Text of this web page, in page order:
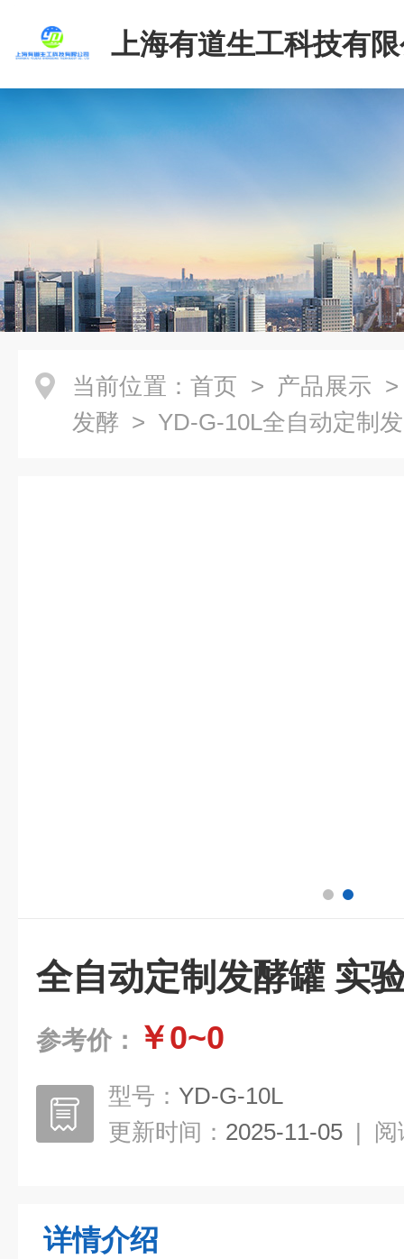
上海有道生工科技有
当前位置： 首页 > 产品展示
发酵 > YD-G-10L全自动定制
全自动定制发酵罐 实
参考价： ￥0~0
型号： YD-G-10L
更新时间： 2025-11-05 | 阅
详情介绍